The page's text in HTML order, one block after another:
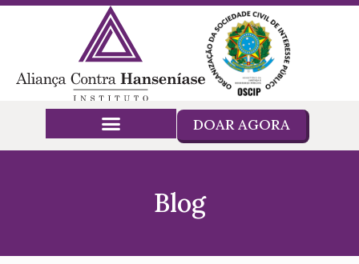
DOAR AGORA
Blog